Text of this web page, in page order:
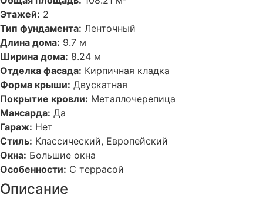
Этажей: 2
Тип фундамента: Ленточный
Длина дома: 9.7 м
Ширина дома: 8.24 м
Отделка фасада: Кирпичная кладка
Форма крыши: Двускатная
Покрытие кровли: Металлочерепица
Мансарда: Да
Гараж: Нет
Стиль: Классический, Европейский
Окна: Большие окна
Особенности: С террасой
Описание